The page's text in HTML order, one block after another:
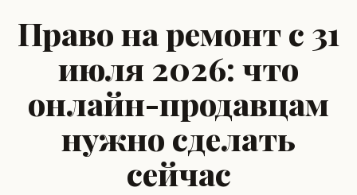
Право на ремонт с 31
июля 2026: что
онлайн-продавцам
нужно сделать
сейчас